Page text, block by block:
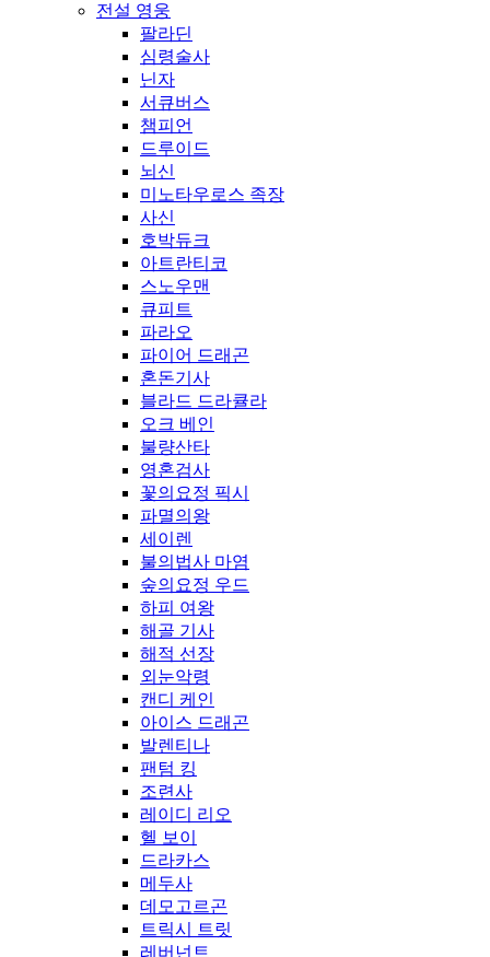
전설 영웅
팔라딘
심령술사
닌자
서큐버스
챔피언
드루이드
뇌신
미노타우로스 족장
사신
호박듀크
아트란티코
스노우맨
큐피트
파라오
파이어 드래곤
혼돈기사
블라드 드라큘라
오크 베인
불량산타
영혼검사
꽃의요정 픽시
파멸의왕
세이렌
불의법사 마염
숲의요정 우드
하피 여왕
해골 기사
해적 선장
외눈악령
캔디 케인
아이스 드래곤
발렌티나
팬텀 킹
조련사
레이디 리오
헬 보이
드라카스
메두사
데모고르곤
트릭시 트릿
레버넌트